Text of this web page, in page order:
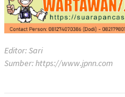
Editor: Sari
Sumber:https://www.jpnn.com